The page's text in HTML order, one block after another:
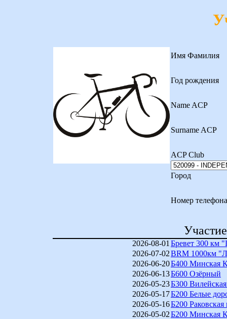
Имя Фамилия
Год рождения
Name ACP
Surname ACP
ACP Club
Город
Номер телефона
2026-08-01 Бревет 300 км
2026-07-02BRM 1000км
2026-06-20Б400 Минская
2026-06-13Б600 Озёрный
2026-05-23Б300
2026-05-17Б200 Белые
2026-05-16Б200 Раковская
2026-05-02Б200 Минская